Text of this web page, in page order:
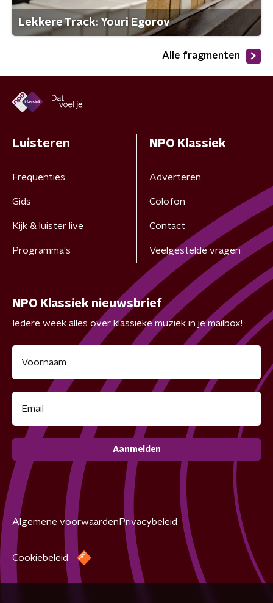
Lekkere Track: Youri Egorov
Alle fragmenten
Luisteren
Frequenties
Gids
Kijk & luister live
Programma's
NPO Klassiek
Adverteren
Colofon
Contact
Veelgestelde vragen
NPO Klassiek nieuwsbrief
Iedere week alles over klassieke muziek in je mailbox!
Aanmelden
Algemene voorwaarden Privacybeleid
Cookiebeleid